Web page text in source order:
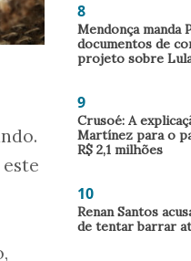
8
Mendonça manda
documentos de
projeto sobre
9
Crusoé: A
Martínez para o
R$ 2,1 milhões
10
Renan Santos
de tentar barrar